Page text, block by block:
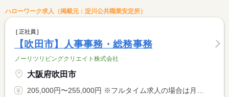
ハローワーク求人（掲載元：淀川公共職業安定所）
正社員
【吹田市】人事事務・総務事務
ノーリツリビングクリエイト株式会社
大阪府吹田市
205,000円〜255,000円 ※フルタイム求人の場合は月額（換算額）、パート求人の場合は時間額を表示しています。